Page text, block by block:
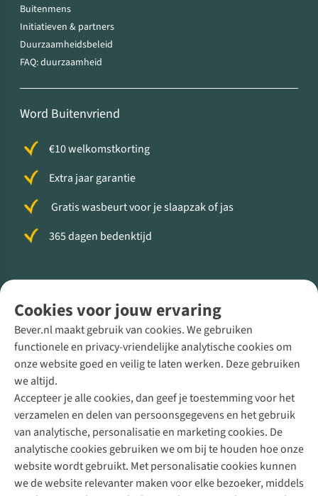
Cookies voor jouw ervaring
Bever.nl maakt gebruik van cookies. We gebruiken
functionele en privacy-vriendelijke analytische cookies om
onze website goed en veilig te laten werken. Deze gebruiken
we altijd.
Accepteer je alle cookies, dan geef je toestemming voor het
verzamelen en delen van persoonsgegevens en het gebruik
van analytische, personalisatie en marketing cookies. De
analytische cookies gebruiken we om bij te houden hoe onze
website wordt gebruikt. Met personalisatie cookies kunnen
we de website relevanter maken voor elke bezoeker, middels
Buitenmens
Initiatieven & partners
Duurzaamheidsbeleid
FAQ: duurzaamheid
Word Buitenvriend
€10 welkomstkorting
Extra jaar garantie
Gratis wasbeurt voor je slaapzak of jas
365 dagen bedenktijd
Direct advies van een Buitenexpert
+31 (0)85 888 50 88
+31 6 12 28 49 80
Contactformulier